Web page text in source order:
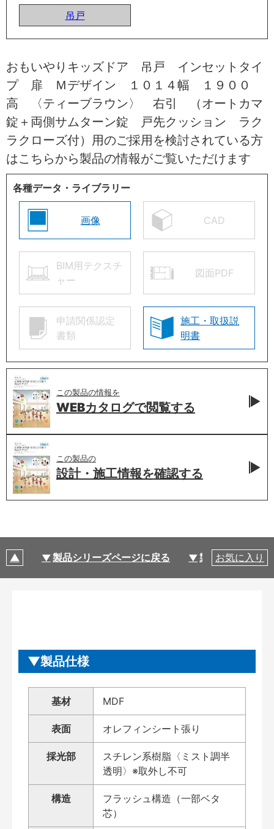
吊戸
おもいやりキッズドア 吊戸 インセットタイ
プ 扉 Ｍデザイン １０１４幅 １９００
高 〈ティーブラウン〉 右引 （オートカマ
錠＋両側サムターン錠 戸先クッション ラク
ラクローズ付）用のご採用を検討されている方
はこちらから製品の情報がご覧いただけます
各種データ・ライブラリー
画像 CAD
BIM用テクスチ
ャー
図面PDF
申請関係認定
書類
施工・取扱説
明書
この製品の情報を
WEBカタログで閲覧する
この製品の
設計・施工情報を確認する
製品シリーズページに戻る 製品仕様
お気に入り
製品仕様
基材 MDF
表面 オレフィンシート張り
採光部
スチレン系樹脂〈ミスト調半
透明〉※取外し不可
構造
フラッシュ構造（一部ベタ
芯）